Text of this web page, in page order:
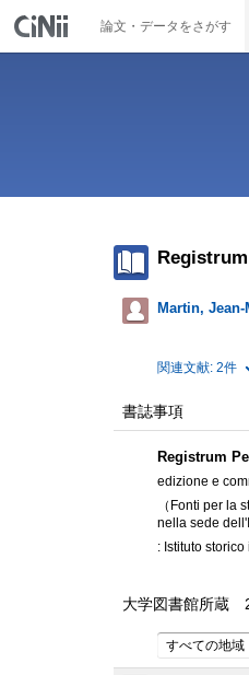
論文・データをさがす
Martin, Jean-
関連文献: 2件
書誌事項
Registrum
edizione e
（Fonti per la
nella sede
: Istituto
大学図書館所蔵
すべての地域